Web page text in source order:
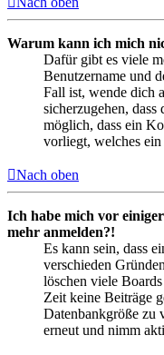
Warum kann ich mich
Dafür gibt es viele
Benutzername und
Fall ist, wende dich
sicherzugehen,
möglich, dass ein
vorliegt, welches
Nach oben
Ich habe mich vor
mehr anmelden?!
Es kann sein, dass
verschieden
löschen viele
Zeit keine Beiträge
Datenbankgröße zu
erneut und nimm